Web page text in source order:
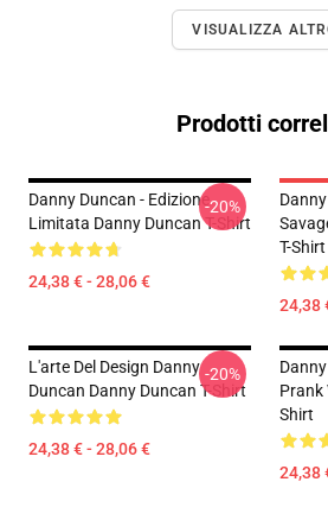
VISUALIZZA
Prodotti
Danny Duncan - Edizione
Limitata Danny Duncan T-Shirt
24,38 € - 28,06 €
-20%
T-Shirt
24,38
L'arte Del Design Danny
Duncan Danny Duncan T-Shirt
24,38 € - 28,06 €
-20%
Prank
Shirt
24,38